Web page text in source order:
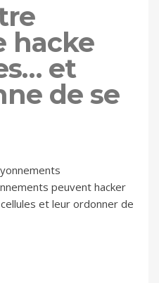
hacke
et
de se
peuvent hacker
et leur ordonner de